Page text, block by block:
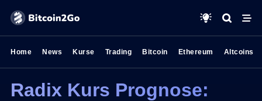
Home News Kurse Trading Bitcoin Ethereum Altcoins
Radix Kurs Prognose: